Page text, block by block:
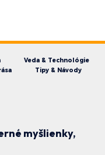
Veda & Technológie
Tipy & Návody
myšlienky,